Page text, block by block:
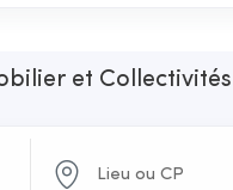
et Collectivités